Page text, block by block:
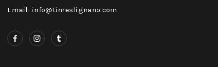
Email: info@timeslignano.com